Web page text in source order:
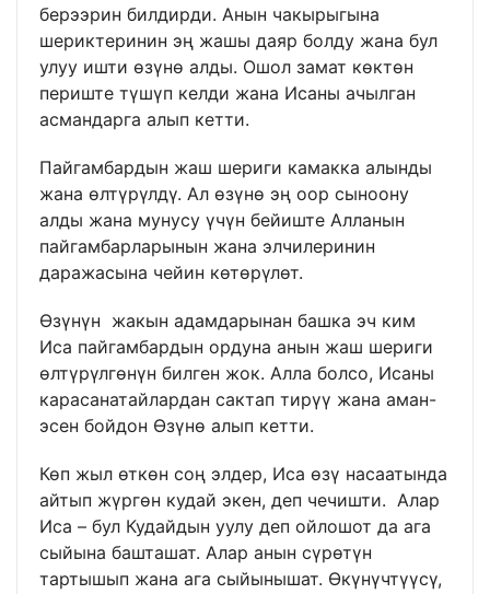
берээрин билдирди. Анын чакырыгына
шериктеринин эң жашы даяр болду жана бул
улуу ишти өзүнө алды. Ошол замат көктөн
периште түшүп келди жана Исаны ачылган
асмандарга алып кетти.
Пайгамбардын жаш шериги камакка алынды
жана өлтүрүлдү. Ал өзүнө эң оор сыноону
алды жана мунусу үчүн бейиште Алланын
пайгамбарларынын жана элчилеринин
даражасына чейин көтөрүлөт.
Өзүнүн жакын адамдарынан башка эч ким
Иса пайгамбардын ордуна анын жаш шериги
өлтүрүлгөнүн билген жок. Алла болсо, Исаны
карасанатайлардан сактап тирүү жана аман-
эсен бойдон Өзүнө алып кетти.
Көп жыл өткөн соң элдер, Иса өзү насаатында
айтып жүргөн кудай экен, деп чечишти. Алар
Иса – бул Кудайдын уулу деп ойлошот да ага
сыйына башташат. Алар анын сүрөтүн
тартышып жана ага сыйынышат. Өкүнүчтүүсү,